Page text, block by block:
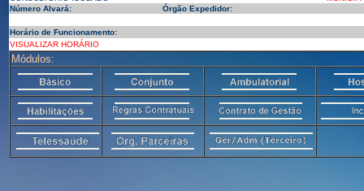
Número Alvará:
Órgão Expedidor:
Horário de Funcionamento:
VISUALIZAR HORÁRIO
Módulos: